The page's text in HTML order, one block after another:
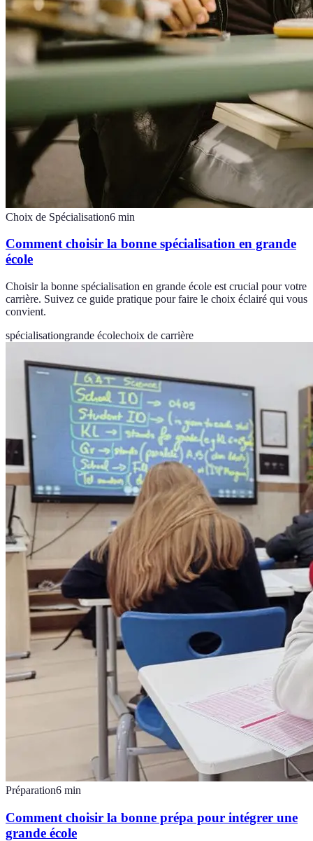
Choix de Spécialisation6 min
Comment choisir la bonne spécialisation en grande
école
Choisir la bonne spécialisation en grande école est crucial pour votre
carrière. Suivez ce guide pratique pour faire le choix éclairé qui vous
convient.
spécialisationgrande écolechoix de carrière
Préparation6 min
Comment choisir la bonne prépa pour intégrer une
grande école